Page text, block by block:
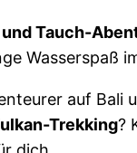
Tauch-
Wasserspaß
auf Bali
Trekking?